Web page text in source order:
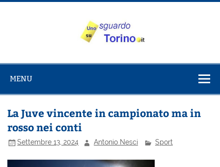
Salta
su Torino
MENU
La Juve vincente in campionato ma in
rosso nei conti
Settembre 13, 2024 Antonio Nesci Sport